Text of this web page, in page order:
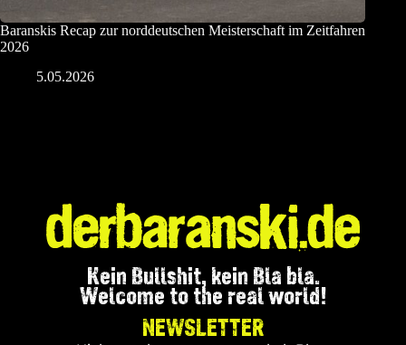
Baranskis Recap zur norddeutschen Meisterschaft im Zeitfahren
2026
5.05.2026
Kein Bullshit, kein Bla bla.
Welcome to the real world!
NEWSLETTER